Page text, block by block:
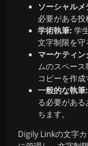
ソーシャル
必要がある投
学術執筆: 学
文字制限を守
マーケティ
ムのスペー
コピーを作成
一般的な執筆:
る必要があ
ちます。
Digily Linkの文字